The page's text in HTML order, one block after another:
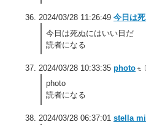
2024/03/28 11:26:49 今日は
今日は死ぬにはいい日だ
読者になる
2024/03/28 10:33:35 photo
photo
読者になる
2024/03/28 06:37:01 stella